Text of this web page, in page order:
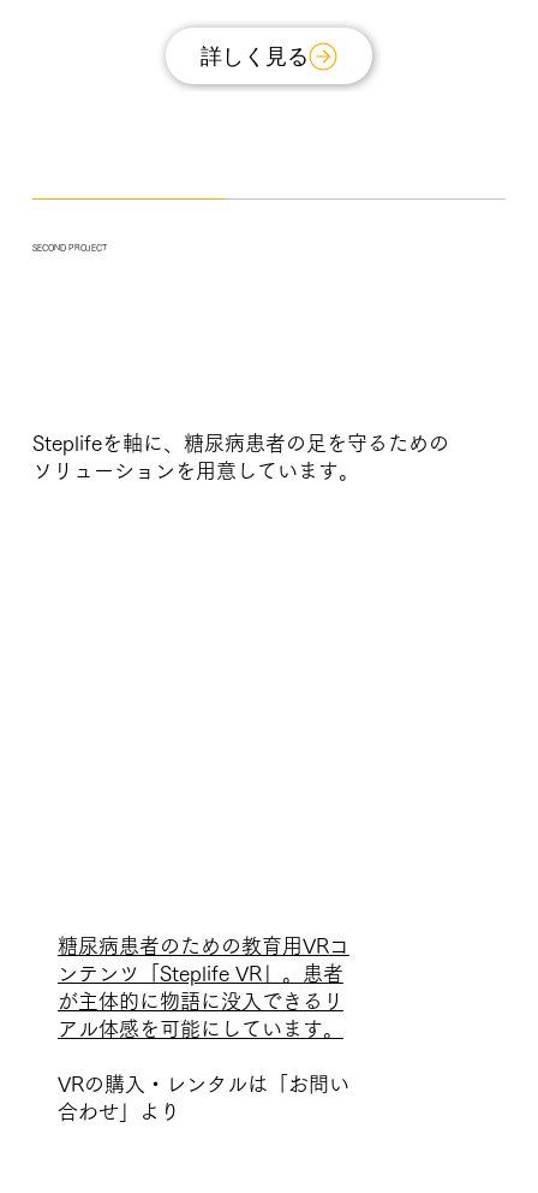
詳しく見る
SECOND PROJECT
Steplifeを軸に、糖尿病患者の足を守るための
ソリューションを用意しています。
糖尿病患者のための教育用VRコ
ンテンツ「Steplife VR」。患者
が主体的に物語に没入できるリ
アル体感を可能にしています。
VRの購入・レンタルは​「お問い
合わせ」より